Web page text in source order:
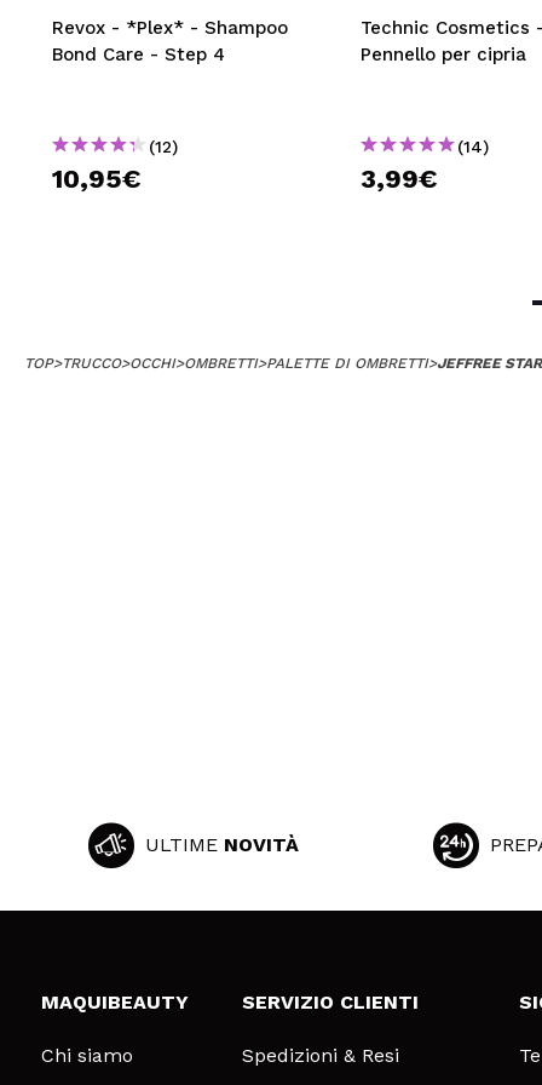
Revox - *Plex* - Shampoo
Bond Care - Step 4
(12)
10,95€
Technic Cosmetics
Pennello per cipria
(14)
3,99€
TOP>TRUCCO>OCCHI>OMBRETTI>PALETTE DI OMBRETTI>JEFFREE
ULTIME NOVITÀ
MAQUIBEAUTY
Chi siamo
SERVIZIO CLIENTI
Spedizioni & Resi